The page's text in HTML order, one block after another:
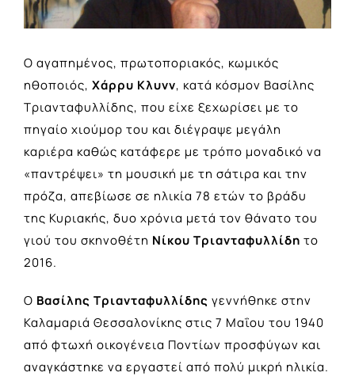
Ο αγαπημένος, πρωτοποριακός, κωμικός
ηθοποιός, Χάρρυ Κλυνν, κατά κόσμον Βασίλης
Τριανταφυλλίδης, που είχε ξεχωρίσει με το
πηγαίο χιούμορ του και διέγραψε μεγάλη
καριέρα καθώς κατάφερε με τρόπο μοναδικό να
«παντρέψει» τη μουσική με τη σάτιρα και την
πρόζα, απεβίωσε σε ηλικία 78 ετών το βράδυ
της Κυριακής, δυο χρόνια μετά τον θάνατο του
γιού του σκηνοθέτη Νίκου Τριανταφυλλίδη το
2016.
Ο Βασίλης Τριανταφυλλίδης γεννήθηκε στην
Καλαμαριά Θεσσαλονίκης στις 7 Μαΐου του 1940
από φτωχή οικογένεια Ποντίων προσφύγων και
αναγκάστηκε να εργαστεί από πολύ μικρή ηλικία.